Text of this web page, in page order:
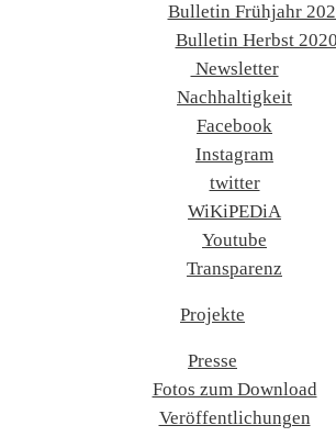
Bulletin Frühjahr
Bulletin Herbst 2020
Newsletter
Nachhaltigkeit
Facebook
Instagram
twitter
WiKiPEDiA
Youtube
Transparenz
Projekte
Presse
Fotos zum Download
Veröffentlichungen